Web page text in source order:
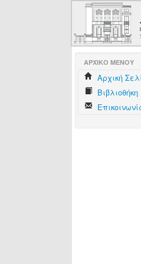
AΡΧΙΚΟ ΜΕΝΟΥ
Aρχική
Βιβλιοθήκη